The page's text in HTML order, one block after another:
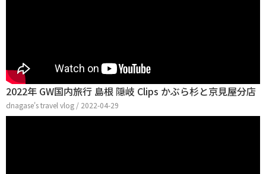
2022年 GW国内旅行 島根 隠岐 Clips かぶら杉と京見屋分店
dnagase's travel vlog / 2022-04-29